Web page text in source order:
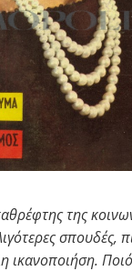
της
σπουδές,
ικανοποιήση.